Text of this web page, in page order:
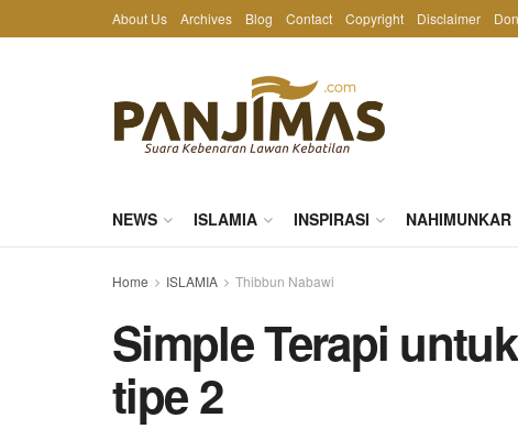
About Us Archives Blog Contact Copyright Disclaimer
NEWS ISLAMIA INSPIRASI NAHIMUNKAR
Home ISLAMIA Thibbun Nabawi
Simple Terapi
tipe 2